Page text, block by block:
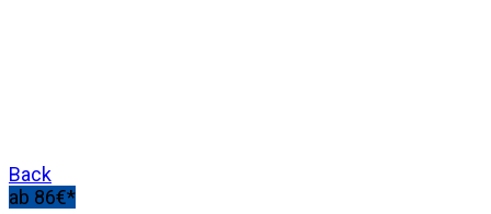
Back
ab 86€*